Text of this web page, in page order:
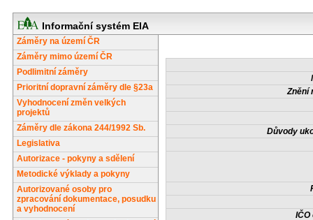
Informační systém EIA
Záměry na území ČR
Záměry mimo území ČR
Podlimitní záměry
Prioritní dopravní záměry dle §23a
Vyhodnocení změn velkých
projektů
Záměry dle zákona 244/1992 Sb.
Legislativa
Autorizace - pokyny a sdělení
Metodické výklady a pokyny
Autorizované osoby pro
zpracování dokumentace, posudku
a vyhodnocení
Znění
Důvody
IČO